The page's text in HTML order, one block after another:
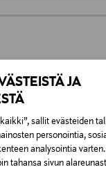
JA
sallit evästeiden
personointia,
analysointia
tahansa sivun
paita,
college, paita